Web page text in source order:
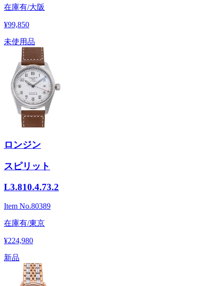
在庫有/大阪
¥99,850
未使用品
ロンジン
スピリット
L3.810.4.73.2
Item No.80389
在庫有/東京
¥224,980
新品